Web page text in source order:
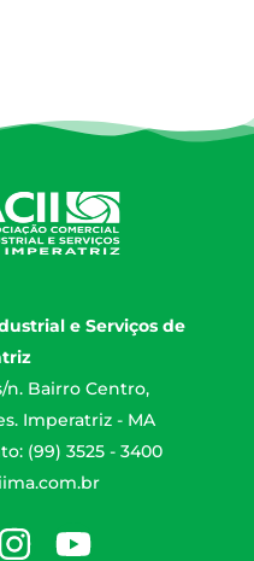
e Serviços de
n. Bairro Centro,
Imperatriz - MA
(99) 3525 - 3400